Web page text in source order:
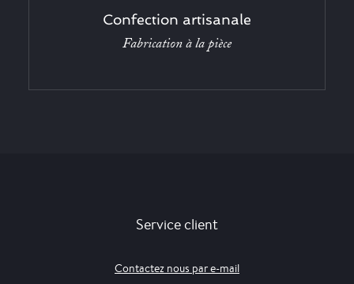
Confection artisanale
Fabrication à la pièce
Service client
Contactez nous par e-mail